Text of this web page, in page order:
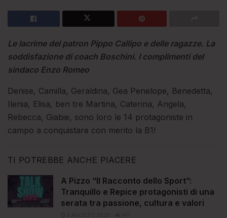
Le lacrime del patron Pippo Callipo e delle ragazze. La
soddisfazione di coach Boschini. I complimenti del
sindaco Enzo Romeo
Denise, Camilla, Geraldina, Gea Penelope, Benedetta,
Ilenia, Elisa, ben tre Martina, Caterina, Angela,
Rebecca, Giabie, sono loro le 14 protagoniste in
campo a conquistare con merito la B1!
TI POTREBBE ANCHE PIACERE
A Pizzo “Il Racconto dello Sport”:
Tranquillo e Repice protagonisti di una
serata tra passione, cultura e valori